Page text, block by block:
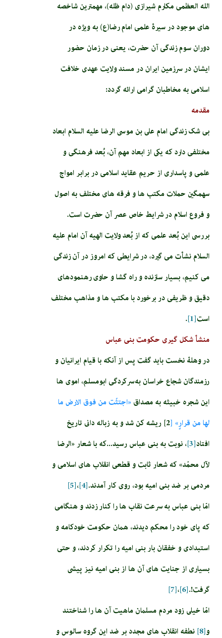
الله العظمی مکارم شیرازی (دام ظله)، مهمترین شاخصه
های موجود در سیرۀ علمی امام رضا(ع) به ویژه در
دوران سوم زندگی آن حضرت، یعنی در زمان حضور
ایشان در سرزمین ایران در مسند ولایت عهدی خلافت
اسلامی به مخاطبان گرامی ارائه گردد:
مقدمه
بی شک زندگى امام على بن موسى الرضا عليه السلام ابعاد
مختلفى دارد كه يكى از ابعاد مهم آن، بُعد فرهنگى و
علمى و پاسدارى از حريم عقايد اسلامى در برابر امواج
سهمگين حملات مكتب ها و فرقه هاى مختلف به اصول
و فروع اسلام در شرايط خاص عصر آن حضرت است.
بررسى اين بُعد علمى كه از بُعد ولايت الهيه آن امام عليه
السلام نشأت مى گيرد، در شرايطى كه امروز در آن زندگى
مى كنيم، بسيار سازنده و راه گشا و حاوى رهنمودهاى
دقيق و ظريفى در برخورد با مكتب ها و مذاهب مختلف
است[1]
.
منشأ شکل گیری حکومت بنی عباس
در وهلۀ نخست باید گفت پس از آنکه با قيام ايرانيان و
رزمندگان شجاع خراسان به سركردگى ابومسلم، اموی ها
اين شجره خبيثه به مصداق‏ «اجتثّت من فوق الارض ما
لها من قرارٍ» [ 2] ريشه كن شد و به زباله دانى تاريخ
افتاد[3]
، نوبت به بنى عباس رسيد...که با شعار «الرضا
لآل محمّد» كه‏ شعار ثابت و قطعى انقلاب هاى اسلامى و
مردمى بر ضد بنى اميه بود، روى كار آمدند.[4] ،[5]
امّا بنى عباس به سرعت نقاب ها را كنار زدند و هنگامى
كه پاى خود را محكم ديدند، همان حكومت خودكامه و
استبدادى و خفقان بار بنى اميه را تكرار كردند، و حتى
بسيارى از جنايت هاى آن ها از بنى اميه نيز پيشى
گرفت!.[6] ،[7]
امّا خيلى زود مردم مسلمان ماهيت آن ها را شناختند
و[8]
نطفه انقلاب هاى مجدد بر ضد اين گروه سالوس و